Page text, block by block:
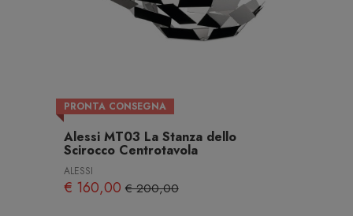
PRONTA CONSEGNA
Alessi MT03 La Stanza dello
Scirocco Centrotavola
ALESSI
€ 160,00€ 200,00